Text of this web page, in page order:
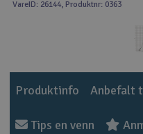
Modelljernbane
Motor & tilbehør
Outlet
Radioutstyr
VareID: 26144, Produktnr: 0363
Produktinfo Anbefalt
Tips en venn